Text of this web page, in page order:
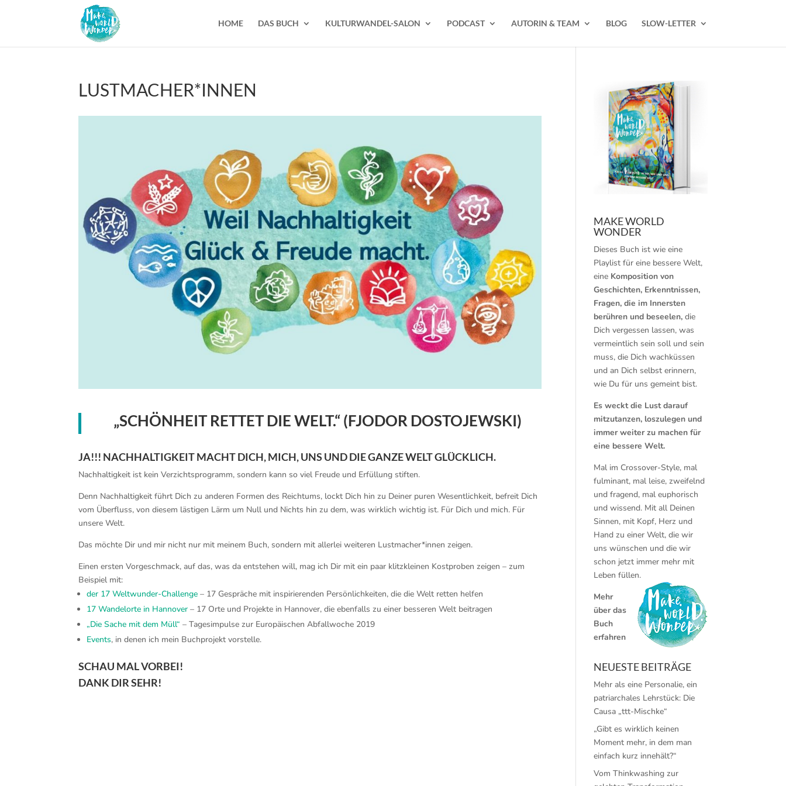
HOME DAS BUCH KULTURWANDEL-SALON PODCAST AUTORIN & TEAM BLOG SLOW-LETTER
LUSTMACHER*INNEN
„SCHÖNHEIT RETTET DIE WELT.“ (FJODOR DOSTOJEWSKI)
JA!!! NACHHALTIGKEIT MACHT DICH, MICH, UNS UND DIE GANZE WELT GLÜCKLICH.
Nachhaltigkeit ist kein Verzichtsprogramm, sondern kann so viel Freude und Erfüllung stiften.
Denn Nachhaltigkeit führt Dich zu anderen Formen des Reichtums, lockt Dich hin zu Deiner puren Wesentlichkeit, befreit Dich
vom Überfluss, von diesem lästigen Lärm um Null und Nichts hin zu dem, was wirklich wichtig ist. Für Dich und mich. Für
unsere Welt.
Das möchte Dir und mir nicht nur mit meinem Buch, sondern mit allerlei weiteren Lustmacher*innen zeigen.
Einen ersten Vorgeschmack, auf das, was da entstehen will, mag ich Dir mit ein paar klitzkleinen Kostproben zeigen – zum
Beispiel mit:
der 17 Weltwunder-Challenge – 17 Gespräche mit inspirierenden Persönlichkeiten, die die Welt retten helfen
17 Wandelorte in Hannover – 17 Orte und Projekte in Hannover, die ebenfalls zu einer besseren Welt beitragen
„Die Sache mit dem Müll“ – Tagesimpulse zur Europäischen Abfallwoche 2019
Events, in denen ich mein Buchprojekt vorstelle.
SCHAU MAL VORBEI!
DANK DIR SEHR!
MAKE WORLD
WONDER
Dieses Buch ist wie eine
Playlist für eine bessere Welt,
eine Komposition von
Geschichten, Erkenntnissen,
Fragen, die im Innersten
berühren und beseelen, die
Dich vergessen lassen, was
vermeintlich sein soll und sein
muss, die Dich wachküssen
und an Dich selbst erinnern,
wie Du für uns gemeint bist.
Es weckt die Lust darauf
mitzutanzen, loszulegen und
immer weiter zu machen für
eine bessere Welt.
Mal im Crossover-Style, mal
fulminant, mal leise, zweifelnd
und fragend, mal euphorisch
und wissend. Mit all Deinen
Sinnen, mit Kopf, Herz und
Hand zu einer Welt, die wir
uns wünschen und die wir
schon jetzt immer mehr mit
Leben füllen.
Mehr
über das
Buch
erfahren
NEUESTE BEITRÄGE
Mehr als eine Personalie, ein
patriarchales Lehrstück: Die
Causa „ttt-Mischke“
„Gibt es wirklich keinen
Moment mehr, in dem man
einfach kurz innehält?“
Vom Thinkwashing zur